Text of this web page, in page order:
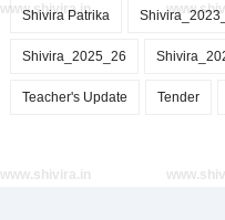
Shivira Patrika
Shivira_2025_26
Teacher's Update Tender
www.shivira.in
www.shivira.in